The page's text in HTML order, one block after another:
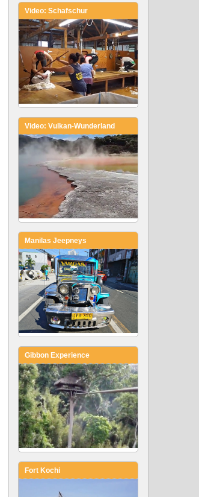
Video: Schafschur
Video: Vulkan-Wunderland
Manilas Jeepneys
Gibbon Experience
Fort Kochi